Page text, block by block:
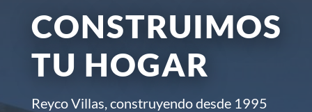
CONSTRUIMOS
TU HOGAR
Reyco Villas, construyendo desde 1995